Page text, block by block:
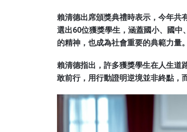
賴清德出席頒獎典禮時表示，今年共
選出60位獲獎學生，涵蓋國小、國
的精神，也成為社會重要的典範力量。
賴清德指出，許多獲獎學生在人生道
敢前行，用行動證明逆境並非終點，